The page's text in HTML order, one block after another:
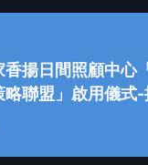
香揚日間照顧中心
聯盟」啟用儀式-